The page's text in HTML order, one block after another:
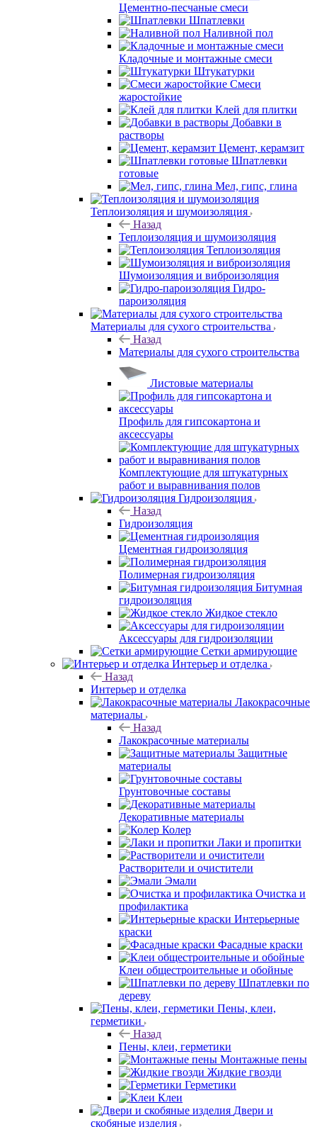
Цементно-песчаные смеси
Шпатлевки
Наливной пол
Кладочные и монтажные смеси
Штукатурки
Смеси
жаростойкие
Клей для плитки
Добавки в
растворы
Цемент, керамзит
Шпатлевки
готовые
Мел, гипс, глина
Теплоизоляция и шумоизоляция
Назад
Теплоизоляция и шумоизоляция
Теплоизоляция
Шумоизоляция и виброизоляция
Гидро-
пароизоляция
Материалы для сухого строительства
Назад
Материалы для сухого строительства
Листовые материалы
Профиль для гипсокартона и
аксессуары
Комплектующие для штукатурных
работ и выравнивания полов
Гидроизоляция
Назад
Гидроизоляция
Цементная гидроизоляция
Полимерная гидроизоляция
Битумная
гидроизоляция
Жидкое стекло
Аксессуары для гидроизоляции
Сетки армирующие
Интерьер и отделка
Назад
Интерьер и отделка
Лакокрасочные
материалы
Назад
Лакокрасочные материалы
Защитные
материалы
Грунтовочные составы
Декоративные материалы
Колер
Лаки и пропитки
Растворители и очистители
Эмали
Очистка и
профилактика
Интерьерные
краски
Фасадные краски
Клеи общестроительные и обойные
Шпатлевки по
дереву
Пены, клеи,
герметики
Назад
Пены, клеи, герметики
Монтажные пены
Жидкие гвозди
Герметики
Клеи
Двери и
скобяные изделия